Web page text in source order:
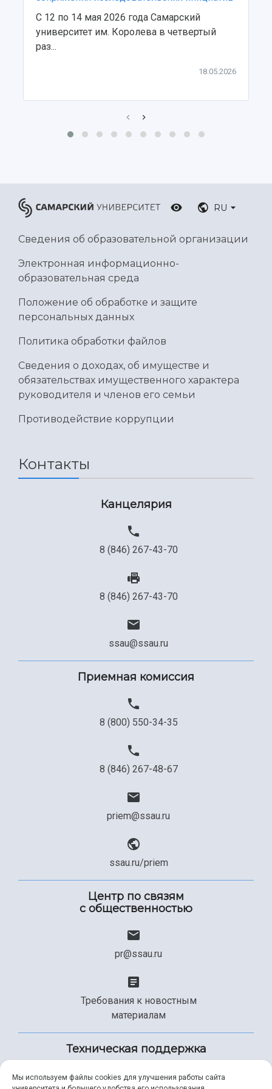
Ботанический сад
Умный дом бабочек
Международный межвузовский кампус
Сведения об образовательной организации
С 12 по 14 мая 2026 года Самарский
университет им. Королева в четвертый
раз...
18.05.2026
RU
Сведения об образовательной организации
Электронная информационно-
образовательная среда
Положение об обработке и защите
персональных данных
Политика обработки файлов
Сведения о доходах, об имуществе и
обязательствах имущественного характера
руководителя и членов его семьи
Противодействие коррупции
Контакты
Канцелярия
8 (846) 267-43-70
8 (846) 267-43-70
ssau@ssau.ru
Приемная комиссия
8 (800) 550-34-35
8 (846) 267-48-67
priem@ssau.ru
ssau.ru/priem
Центр по связям
с общественностью
pr@ssau.ru
Требования к новостным
материалам
Техническая поддержка
Мы используем файлы cookies для улучшения работы сайта